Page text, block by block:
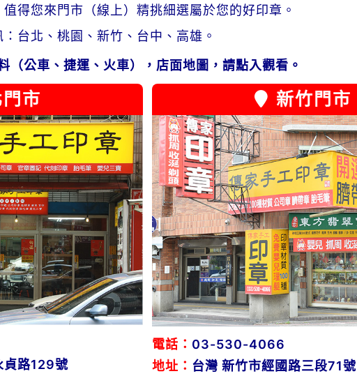
得您來門市（線上）精挑細選屬於您的好印章。
台北、桃園、新竹、台中、高雄。
（公車、捷運、火車），店面地圖，請點入觀看。
市
貞路129號
新竹門市
電話： 03-530-4066
地址： 台灣 新竹市經國路三段71號